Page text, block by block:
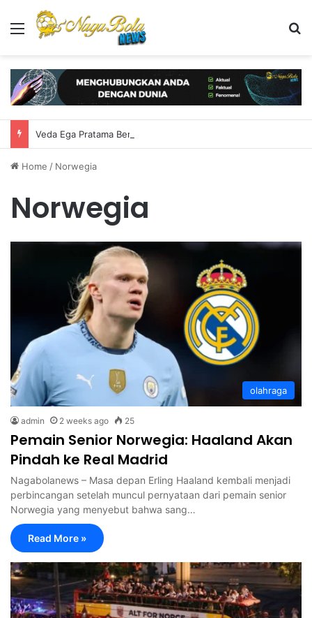
Menu
Home / Norwegia
Norwegia
olahraga
admin 2 weeks ago 25
Pemain Senior Norwegia: Haaland Akan
Pindah ke Real Madrid
Nagabolanews – Masa depan Erling Haaland kembali menjadi
perbincangan setelah muncul pernyataan dari pemain senior
Norwegia yang menyebut bahwa sang…
Read More »